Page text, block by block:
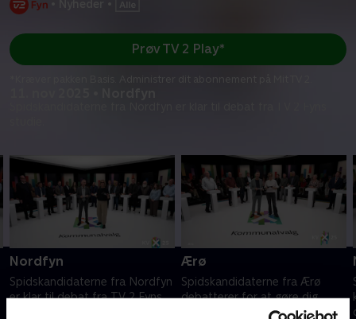
Prøv TV 2 Play*
*Kræver pakken Basis. Administrer dit abonnement på Mit TV 2.
Nordfyn
Spidskandidaterne fra Nordfyn
er klar til debat fra TV 2 Fyns
Ærø
Spidskandidaterne fra Ærø
debatterer for at gøre dig
klogere på, hvor krydset skal